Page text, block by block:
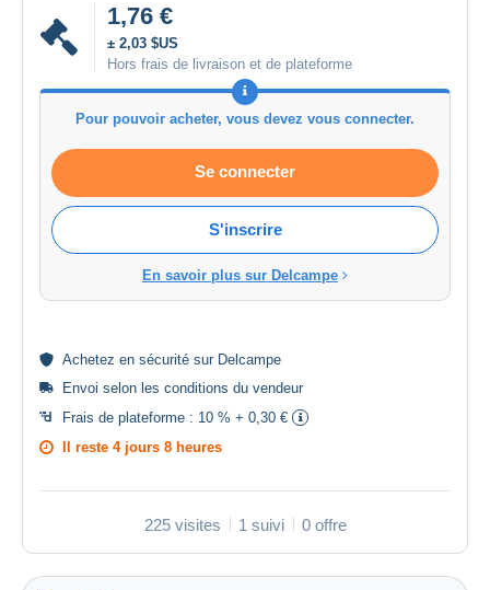
1,76 €
± 2,03 $US
Hors frais de livraison et de plateforme
Pour pouvoir acheter, vous devez vous connecter.
Se connecter
S'inscrire
En savoir plus sur Delcampe
Achetez en sécurité sur Delcampe
Envoi selon les conditions du vendeur
Frais de plateforme : 10 % + 0,30 €
Il reste 4 jours 8 heures
225 visites 1 suivi 0 offre